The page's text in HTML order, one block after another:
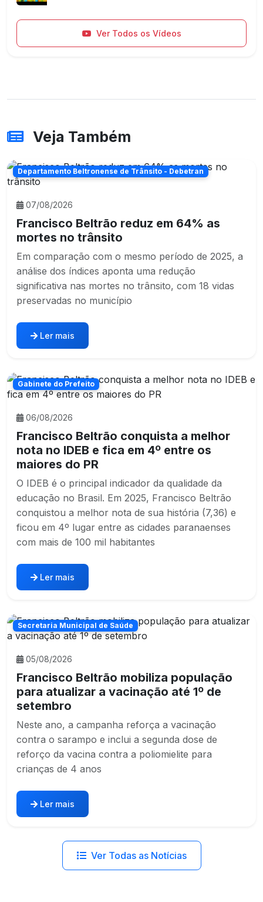
Ver Todos os Vídeos
Veja Também
Departamento Beltronense de Trânsito - Debetran
07/08/2026
Francisco Beltrão reduz em 64% as
mortes no trânsito
Em comparação com o mesmo período de 2025, a
análise dos índices aponta uma redução
significativa nas mortes no trânsito, com 18 vidas
preservadas no município
Ler mais
Gabinete do Prefeito
06/08/2026
Francisco Beltrão conquista a melhor
nota no IDEB e fica em 4º entre os
maiores do PR
O IDEB é o principal indicador da qualidade da
educação no Brasil. Em 2025, Francisco Beltrão
conquistou a melhor nota de sua história (7,36) e
ficou em 4º lugar entre as cidades paranaenses
com mais de 100 mil habitantes
Ler mais
Secretaria Municipal de Saúde
05/08/2026
Francisco Beltrão mobiliza população
para atualizar a vacinação até 1º de
setembro
Neste ano, a campanha reforça a vacinação
contra o sarampo e inclui a segunda dose de
reforço da vacina contra a poliomielite para
crianças de 4 anos
Ler mais
Ver Todas as Notícias